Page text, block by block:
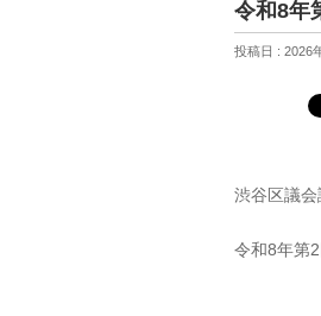
令和8年
投稿日 : 2026
渋谷区議会
令和8年第